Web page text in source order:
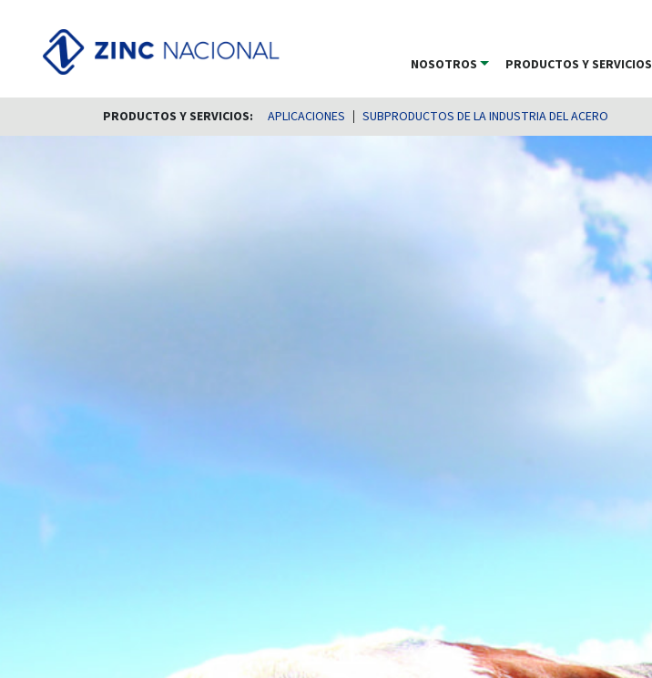
NOSOTROS
PRODUCTOS Y SERVICIOS
PRODUCTOS Y SERVICIOS: APLICACIONES SUBPRODUCTOS DE LA INDUSTRIA DEL ACERO